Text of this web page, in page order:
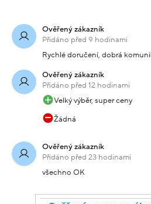
Ověřený zákazník
Přidáno před 9 hodinami
Rychlé doručení, dobrá
Ověřený zákazník
Přidáno před 12 hodinami
Velký výběr, super ceny
Žádná
Ověřený zákazník
Přidáno před 23 hodinami
všechno OK